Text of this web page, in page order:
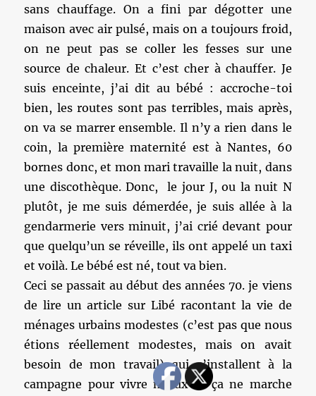
sans chauffage. On a fini par dégotter une
maison avec air pulsé, mais on a toujours froid,
on ne peut pas se coller les fesses sur une
source de chaleur. Et c’est cher à chauffer. Je
suis enceinte, j’ai dit au bébé : accroche-toi
bien, les routes sont pas terribles, mais après,
on va se marrer ensemble. Il n’y a rien dans le
coin, la première maternité est à Nantes, 60
bornes donc, et mon mari travaille la nuit, dans
une discothèque. Donc, le jour J, ou la nuit N
plutôt, je me suis démerdée, je suis allée à la
gendarmerie vers minuit, j’ai crié devant pour
que quelqu’un se réveille, ils ont appelé un taxi
et voilà. Le bébé est né, tout va bien.
Ceci se passait au début des années 70. je viens
de lire un article sur Libé racontant la vie de
ménages urbains modestes (c’est pas que nous
étions réellement modestes, mais on avait
besoin de mon travail) qui s’installent à la
campagne pour vivre mieux et ça ne marche